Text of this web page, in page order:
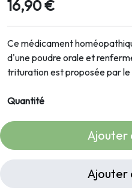
16,90 €
Ce médicament
d'une poudre orale et
trituration est proposée par le
Quantité
Ajouter
Ajouter